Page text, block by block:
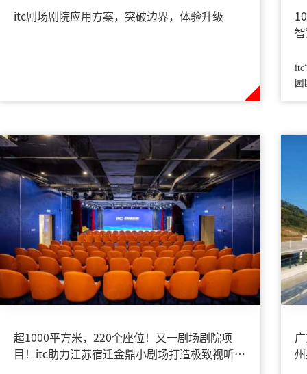
itc剧场剧院应用方案，突破边界，体验升级
园
超1000平方米，220个座位！又一剧场剧院项
目！itc助力江苏宿迁金鼎小剧场打造极致视听体